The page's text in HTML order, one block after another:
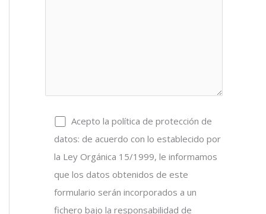
Acepto la política de protección de
datos: de acuerdo con lo establecido por
la Ley Orgánica 15/1999, le informamos
que los datos obtenidos de este
formulario serán incorporados a un
fichero bajo la responsabilidad de